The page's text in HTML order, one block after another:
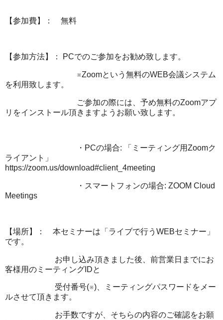
【参加費】： 無料
【参加方法】： PCでのご参加をお勧め致します。
※Zoomという無料のWEB会議システム
を利用致します。
ご参加の際には、予め無料のZoomアプ
リをインストール頂きますようお願い致します。
・PCの場合: 「ミーティング用Zoomク
ライアント」
https://zoom.us/download#client_4meeting
・スマートフォンの場合: ZOOM Cloud
Meetings
【場所】： 本セミナーは「ライブで行うWEBセミナー」
です。
お申し込み頂きました後、前営業日までにお
客様用のミーティングIDと
受付番号(※)、ミーティングパスワードをメー
ルさせて頂きます。
お手数ですが、そちらの内容のご確認をお願